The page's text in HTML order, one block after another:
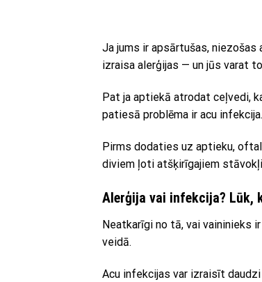
Ja jums ir apsārtušas, niezošas
izraisa alerģijas — un jūs varat
Pat ja aptiekā atrodat ceļvedi,
patiesā problēma ir acu infekcija.
Pirms dodaties uz aptieku,
diviem ļoti atšķirīgajiem
Alerģija vai infekcija? Lūk,
Neatkarīgi no tā, vai vaininieks
veidā.
Acu infekcijas var izraisīt